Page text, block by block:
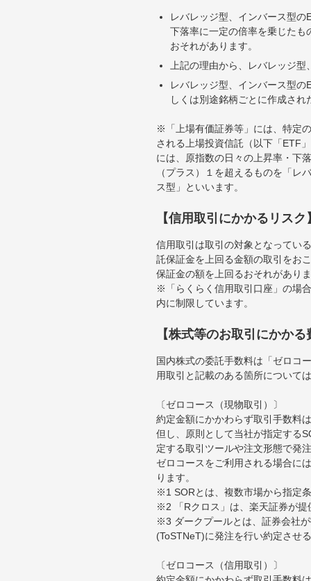
レバレッジ型、インバース型
下落率に一定の倍率を乗じた
おそれがあります。
上記の理由から、レバレッジ
レバレッジ型、インバース型
しくは別途銘柄ごとに作成さ
※「上場有価証券等」には、特定
される上場投資信託（以下「ETF
には、原指数の日々の上昇率・下
（プラス）１を超えるものを「
ス型」といいます。
【信用取引にかかるリスク
信用取引は取引の対象となってい
託保証金を上回る金額の取引をお
保証金の額を上回るおそれがあり
※「らくらく信用取引口座」の場
内に制限しています。
【株式等のお取引にかかる
国内株式の委託手数料は「ゼロコ
用取引と記載のある箇所について
〔ゼロコース（現物取引）〕
約定金額にかかわらず取引手数料
但し、原則として当社が指定する
定する取引ツールや注文形態で発
ゼロコースをご利用される場合に
ります。
※1 SORとは、複数市場から指定
※2 「Rクロス」は、楽天証券が
※3 ダークプールとは、証券会社
(ToSTNeT)に発注を行い約定させ
〔ゼロコース（信用取引）〕